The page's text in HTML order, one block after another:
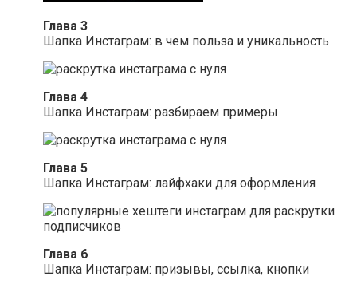
Глава 3
Шапка Инстаграм: в чем польза и уникальность
Глава 4
Шапка Инстаграм: разбираем примеры
Глава 5
Шапка Инстаграм: лайфхаки для оформления
Глава 6
Шапка Инстаграм: призывы, ссылка, кнопки